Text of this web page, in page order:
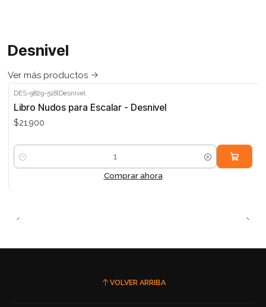
Desnivel
Ver más productos
DES-9829-518|Desnivel
Libro Nudos para Escalar - Desnivel
$21.900
Cantidad
Comprar ahora
VOLVER ARRIBA